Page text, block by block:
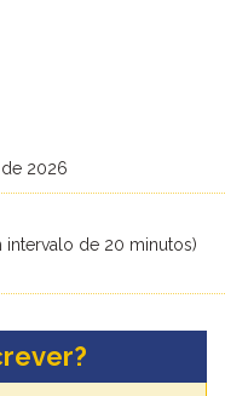
2026
intervalo de 20 minutos)